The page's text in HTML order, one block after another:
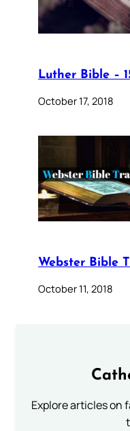
Luther Bible –
October 17, 2018
Webster Bible
October 11, 2018
Explore articles on